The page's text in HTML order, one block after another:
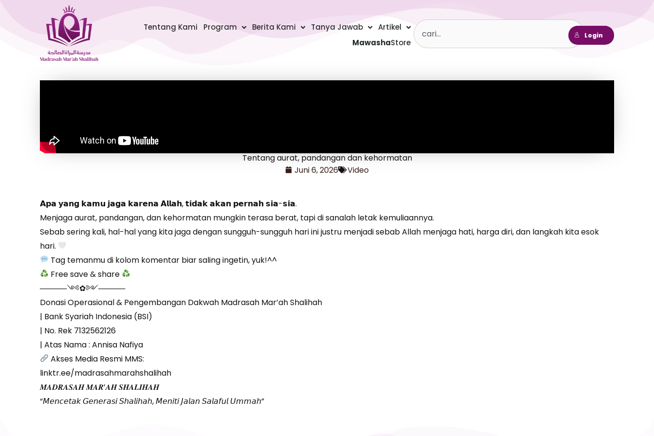
Tentang Kami Program Berita Kami Tanya Jawab
Artikel
MawashaStore
Search
Login
Tentang aurat, pandangan dan kehormatan
Juni 6, 2026
Video
𝗔𝗽𝗮 𝘆𝗮𝗻𝗴 𝗸𝗮𝗺𝘂 𝗷𝗮𝗴𝗮 𝗸𝗮𝗿𝗲𝗻𝗮 𝗔𝗹𝗹𝗮𝗵, 𝘁𝗶𝗱𝗮𝗸 𝗮𝗸𝗮𝗻 𝗽𝗲𝗿𝗻𝗮𝗵 𝘀𝗶𝗮-𝘀𝗶𝗮.
Menjaga aurat, pandangan, dan kehormatan mungkin terasa berat, tapi di sanalah letak kemuliaannya.
Sebab sering kali, hal-hal yang kita jaga dengan sungguh-sungguh hari ini justru menjadi sebab Allah menjaga hati, harga diri, dan langkah kita esok
hari.
Tag temanmu di kolom komentar biar saling ingetin, yuk!^^
Free save & share
─────༺✿༻─────
Donasi Operasional & Pengembangan Dakwah Madrasah Mar’ah Shalihah
| Bank Syariah Indonesia (BSI)
| No. Rek 7132562126
| Atas Nama : Annisa Nafiya
Akses Media Resmi MMS:
linktr.ee/madrasahmarahshalihah
𝑴𝑨𝑫𝑹𝑨𝑺𝑨𝑯 𝑴𝑨𝑹’𝑨𝑯 𝑺𝑯𝑨𝑳𝑰𝑯𝑨𝑯
“𝘔𝘦𝘯𝘤𝘦𝘵𝘢𝘬 𝘎𝘦𝘯𝘦𝘳𝘢𝘴𝘪 𝘚𝘩𝘢𝘭𝘪𝘩𝘢𝘩, 𝘔𝘦𝘯𝘪𝘵𝘪 𝘑𝘢𝘭𝘢𝘯 𝘚𝘢𝘭𝘢𝘧𝘶𝘭 𝘜𝘮𝘮𝘢𝘩”